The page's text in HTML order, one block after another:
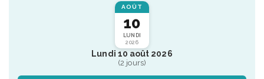
AOÛT
10
LUNDI
2026
Lundi 10 août 2026
(2 jours)